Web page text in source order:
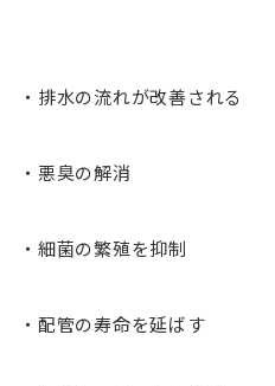
・排水の流れが改善される
・悪臭の解消
・細菌の繁殖を抑制
・配管の寿命を延ばす